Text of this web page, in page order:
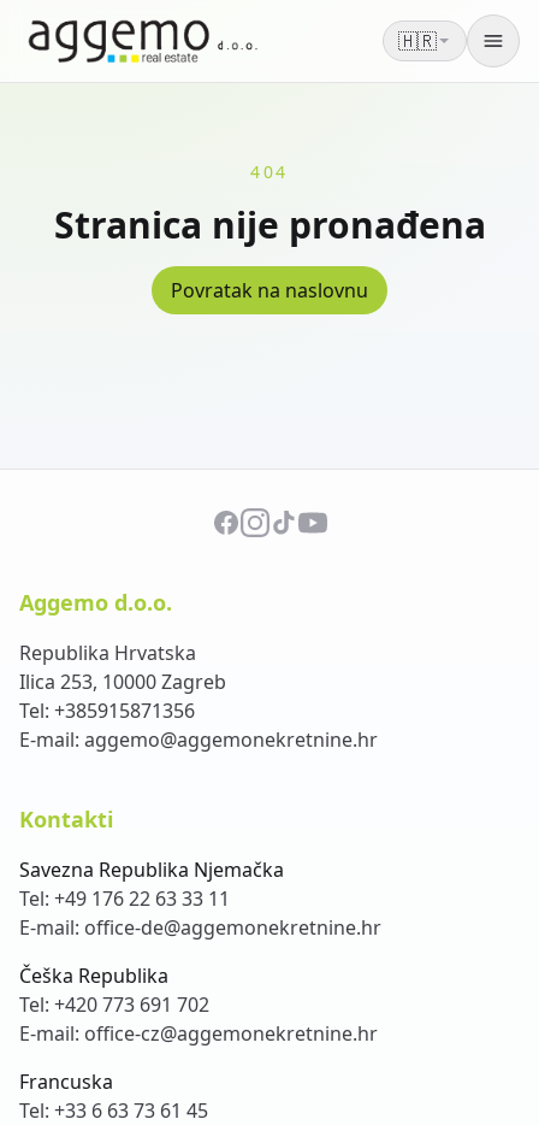
🇭🇷
404
Stranica nije pronađena
Povratak na naslovnu
Aggemo d.o.o.
Republika Hrvatska
Ilica 253, 10000 Zagreb
Tel: +385915871356
E-mail: aggemo@aggemonekretnine.hr
Kontakti
Savezna Republika Njemačka
Tel: +49 176 22 63 33 11
E-mail: office-de@aggemonekretnine.hr
Češka Republika
Tel: +420 773 691 702
E-mail: office-cz@aggemonekretnine.hr
Francuska
Tel: +33 6 63 73 61 45